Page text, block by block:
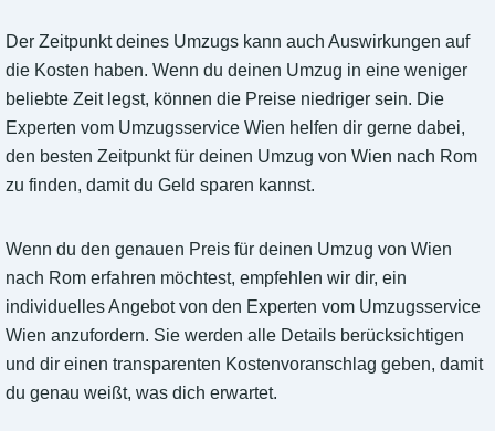
Der Zeitpunkt deines Umzugs kann auch Auswirkungen auf
die Kosten haben. Wenn du deinen Umzug in eine weniger
beliebte Zeit legst, können die Preise niedriger sein. Die
Experten vom Umzugsservice Wien helfen dir gerne dabei,
den besten Zeitpunkt für deinen Umzug von Wien nach Rom
zu finden, damit du Geld sparen kannst.
Wenn du den genauen Preis für deinen Umzug von Wien
nach Rom erfahren möchtest, empfehlen wir dir, ein
individuelles Angebot von den Experten vom Umzugsservice
Wien anzufordern. Sie werden alle Details berücksichtigen
und dir einen transparenten Kostenvoranschlag geben, damit
du genau weißt, was dich erwartet.